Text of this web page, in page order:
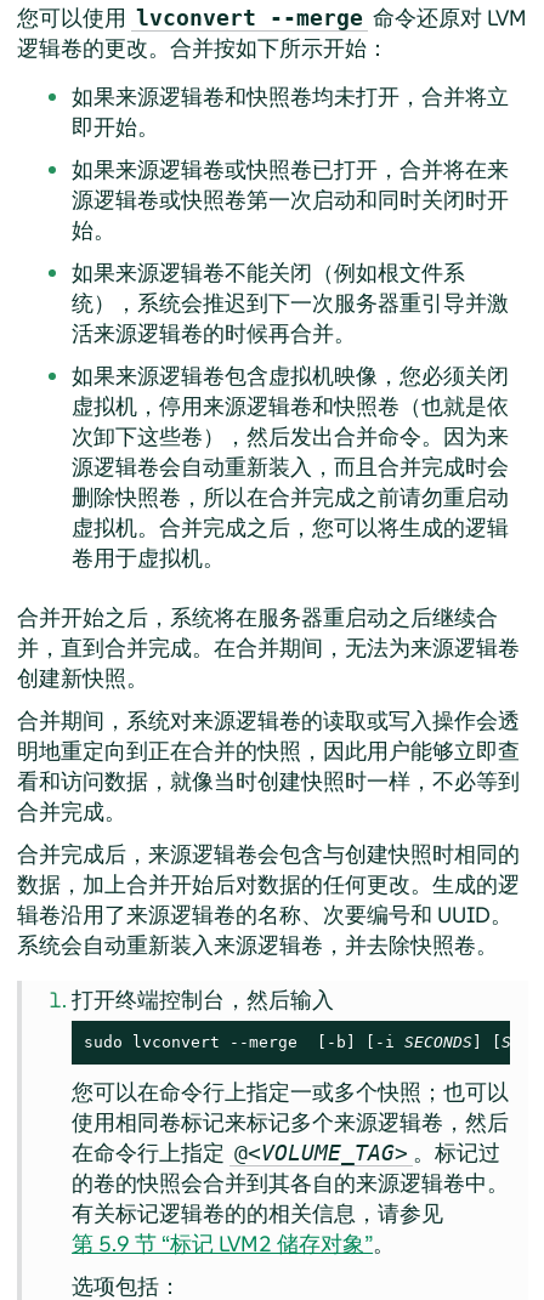
您可以使用 lvconvert --merge 命令还原对 LVM
逻辑卷的更改。合并按如下所示开始：
如果来源逻辑卷和快照卷均未打开，合并将立
即开始。
如果来源逻辑卷或快照卷已打开，合并将在来
源逻辑卷或快照卷第一次启动和同时关闭时开
始。
如果来源逻辑卷不能关闭（例如根文件系
统），系统会推迟到下一次服务器重引导并激
活来源逻辑卷的时候再合并。
如果来源逻辑卷包含虚拟机映像，您必须关闭
虚拟机，停用来源逻辑卷和快照卷（也就是依
次卸下这些卷），然后发出合并命令。因为来
源逻辑卷会自动重新装入，而且合并完成时会
删除快照卷，所以在合并完成之前请勿重启动
虚拟机。合并完成之后，您可以将生成的逻辑
卷用于虚拟机。
合并开始之后，系统将在服务器重启动之后继续合
并，直到合并完成。在合并期间，无法为来源逻辑卷
创建新快照。
合并期间，系统对来源逻辑卷的读取或写入操作会透
明地重定向到正在合并的快照，因此用户能够立即查
看和访问数据，就像当时创建快照时一样，不必等到
合并完成。
合并完成后，来源逻辑卷会包含与创建快照时相同的
数据，加上合并开始后对数据的任何更改。生成的逻
辑卷沿用了来源逻辑卷的名称、次要编号和 UUID。
系统会自动重新装入来源逻辑卷，并去除快照卷。
打开终端控制台，然后输入
sudo lvconvert --merge  [-b] [-i SECONDS ] [
您可以在命令行上指定一或多个快照；也可以
使用相同卷标记来标记多个来源逻辑卷，然后
在命令行上指定 @<VOLUME_TAG> 。标记过
的卷的快照会合并到其各自的来源逻辑卷中。
有关标记逻辑卷的的相关信息，请参见
第 5.9 节 “标记 LVM2 储存对象”。
选项包括：